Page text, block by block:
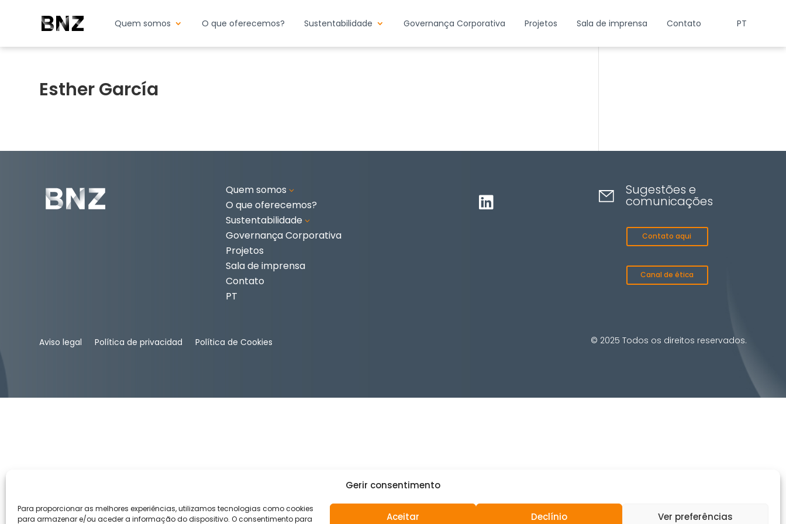
Gerir consentimento
Para proporcionar as melhores experiências, utilizamos tecnologias como cookies
para armazenar e/ou aceder a informação do dispositivo. O consentimento para
Aceitar Declínio Ver preferências
Quem somos O que oferecemos? Sustentabilidade Governança Corporativa Projetos Sala de imprensa Contato PT
Esther García
Quem somos 3
O que oferecemos?
Sustentabilidade 3
Governança Corporativa
Projetos
Sala de imprensa
Contato
PT

Sugestões e
comunicações
Contato aqui
Canal de ética
Aviso legal Política de privacidad Política de Cookies © 2025 Todos os direitos reservados.